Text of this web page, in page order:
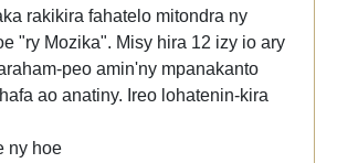
rakikira fahatelo mitondra ny
"ry Mozika". Misy hira 12 izy io ary
peo amin'ny mpanakanto
ao anatiny. Ireo lohatenin-kira
ny hoe